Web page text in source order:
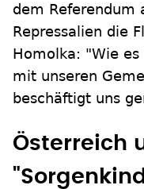
dem Referendum
Repressalien die
Homolka: "Wie es
mit unseren
beschäftigt uns
Österreich